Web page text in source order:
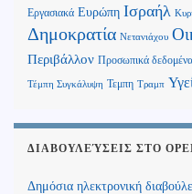
Εργασιακά Ευρώπη Ισραήλ
Δημοκρατία Νετανιάχου
Περιβάλλον Προσωπικά δεδομένα
Τέμπη Συγκάλυψη Τεμπη Τραμπ
ΔΙΑΒΟΥΛΕΎΣΕΙΣ ΣΤΟ
Δημόσια ηλεκτρονική